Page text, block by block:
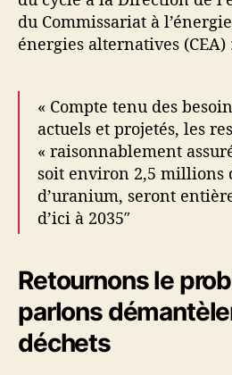
du Commissariat à
énergies alternatives (CEA)
« Compte tenu des
actuels et projetés, les
« raisonnablement
soit environ 2,5 millions
d’uranium, seront
d’ici à 2035″
Retournons le
parlons
déchets